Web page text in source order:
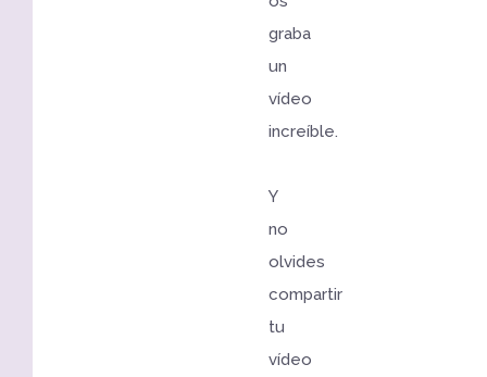
graba
un
vídeo
increíble.
Y
no
olvides
compartir
tu
vídeo